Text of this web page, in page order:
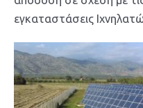
εγκαταστάσεις